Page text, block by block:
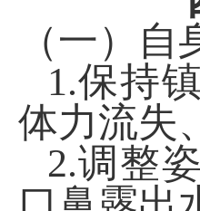
（一）
1.保持
体力流失
2.调整